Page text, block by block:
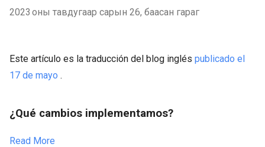
2023 оны тавдугаар сарын 26, баасан гараг
Este artículo es la traducción del blog inglés publicado el
17 de mayo .
¿Qué cambios implementamos?
Read More